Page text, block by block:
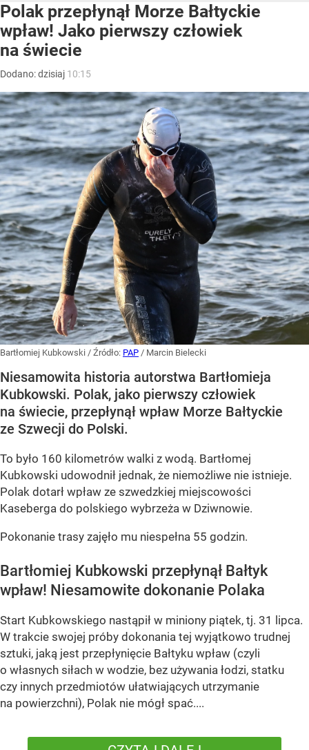
Polak przepłynął Morze Bałtyckie
wpław! Jako pierwszy człowiek
na świecie
Dodano:dzisiaj 10:15
Bartłomiej Kubkowski / Źródło: PAP / Marcin Bielecki
Niesamowita historia autorstwa Bartłomieja
Kubkowski. Polak, jako pierwszy człowiek
na świecie, przepłynął wpław Morze Bałtyckie
ze Szwecji do Polski.
To było 160 kilometrów walki z wodą. Bartłomej
Kubkowski udowodnił jednak, że niemożliwe nie istnieje.
Polak dotarł wpław ze szwedzkiej miejscowości
Kaseberga do polskiego wybrzeża w Dziwnowie.
Pokonanie trasy zajęło mu niespełna 55 godzin.
Bartłomiej Kubkowski przepłynął Bałtyk
wpław! Niesamowite dokonanie Polaka
Start Kubkowskiego nastąpił w miniony piątek, tj. 31 lipca.
W trakcie swojej próby dokonania tej wyjątkowo trudnej
sztuki, jaką jest przepłynięcie Bałtyku wpław (czyli
o własnych siłach w wodzie, bez używania łodzi, statku
czy innych przedmiotów ułatwiających utrzymanie
na powierzchni), Polak nie mógł spać....